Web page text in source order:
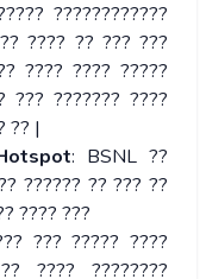
????????????
???? ?? ??? ???
???? ???? ?????
??? ??????? ????
?? |
: BSNL ??
?????? ?? ??? ??
???? ???
??? ????? ????
???? ????????